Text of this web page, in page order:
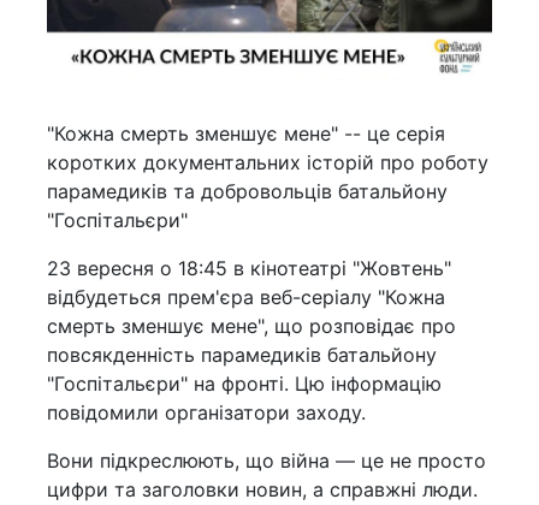
"Кожна смерть зменшує мене" -- це серія
коротких документальних історій про роботу
парамедиків та добровольців батальйону
"Госпітальєри"
23 вересня о 18:45 в кінотеатрі "Жовтень"
відбудеться прем'єра веб-серіалу "Кожна
смерть зменшує мене", що розповідає про
повсякденність парамедиків батальйону
"Госпітальєри" на фронті. Цю інформацію
повідомили організатори заходу.
Вони підкреслюють, що війна — це не просто
цифри та заголовки новин, а справжні люди.